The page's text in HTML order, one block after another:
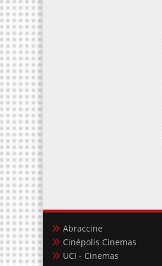
Abraccine
Cinépolis Cinemas
UCI - Cinemas